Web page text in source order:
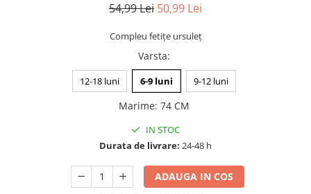
54,99 Lei 50,99 Lei
Compleu fetițe ursuleț
Varsta:
12-18 luni 6-9 luni 9-12 luni
Marime: 74 CM
IN STOC
Durata de livrare: 24-48 h
ADAUGA IN COS